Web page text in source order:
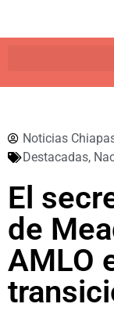
Noticias
Destacadas,
El
de
AMLO